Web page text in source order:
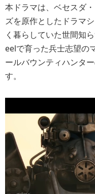
本ドラマは、ベセスダ
ズを原作としたドラマ
く暮らしていた世間知
eelで育った兵士志望の
ールバウンティハンタ
す。